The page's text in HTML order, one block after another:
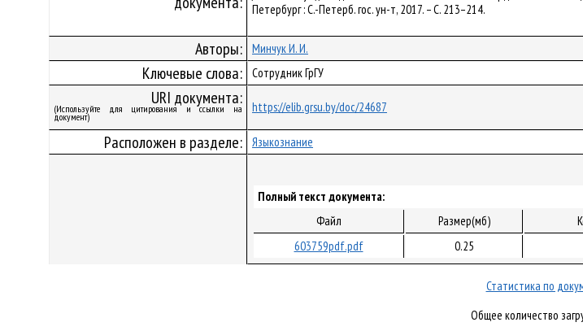
Петербург : С.-Петерб. гос. ун-т, 2017. – С. 213–214.
Авторы: Минчук И. И.
Ключевые слова: Сотрудник ГрГУ
URI документа:
(Используйте для цитирования и ссылки на
документ)
https://elib.grsu.by/doc/24687
Расположен в разделе: Языкознание
Полный текст документа:
Файл
Размер(мб)
603759pdf.pdf
0.25
Статистика по
Общее количество